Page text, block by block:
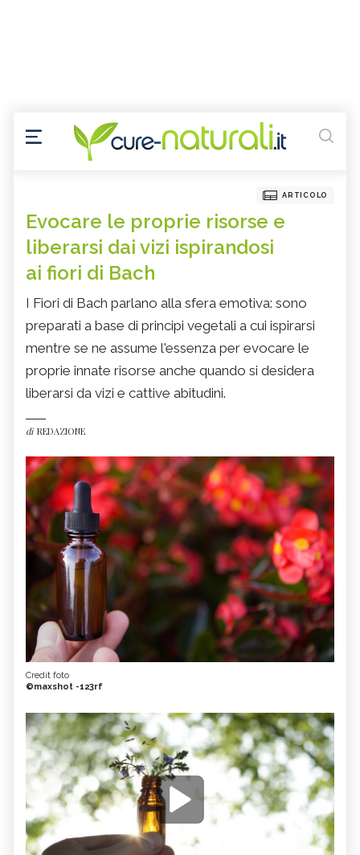
ARTICOLO
Evocare le proprie risorse e
liberarsi dai vizi ispirandosi
ai fiori di Bach
I Fiori di Bach parlano alla sfera emotiva: sono
preparati a base di principi vegetali a cui ispirarsi
mentre se ne assume l'essenza per evocare le
proprie innate risorse anche quando si desidera
liberarsi da vizi e cattive abitudini.
di REDAZIONE
Credit foto
©maxshot -123rf